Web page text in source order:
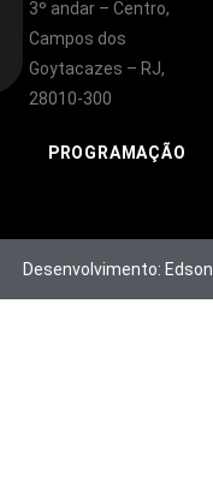
3º andar – Centro,
Campos dos
Goytacazes – RJ,
28010-300
PROGRAMAÇÃO
Desenvolvimento: Edson